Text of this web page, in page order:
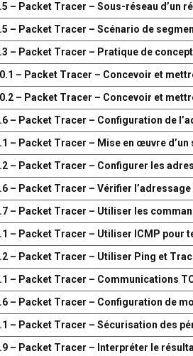
– Packet Tracer – Sous-réseau d’un
– Packet Tracer – Scénario de
– Packet Tracer – Pratique de
– Packet Tracer – Concevoir et
– Packet Tracer – Concevoir et
– Packet Tracer – Configuration de
– Packet Tracer – Mise en œuvre
– Packet Tracer – Configurer les
– Packet Tracer – Vérifier l’adressage
– Packet Tracer – Utiliser les
– Packet Tracer – Utiliser ICMP
– Packet Tracer – Utiliser Ping et
– Packet Tracer – Communications
– Packet Tracer – Configuration de
– Packet Tracer – Sécurisation des
– Packet Tracer – Interpréter le